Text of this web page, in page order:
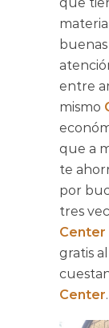
entre
mismo
que a
te
por
tres
Center
gratis
Center.